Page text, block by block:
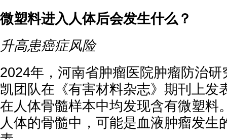
微塑料进入人体后会发生什么？
升高患癌症风险
2024年，河南省肿瘤医院肿瘤防治
凯团队在《有害材料杂志》期刊上发
在人体骨髓样本中均发现含有微塑料
人体的骨髓中，可能是血液肿瘤发生